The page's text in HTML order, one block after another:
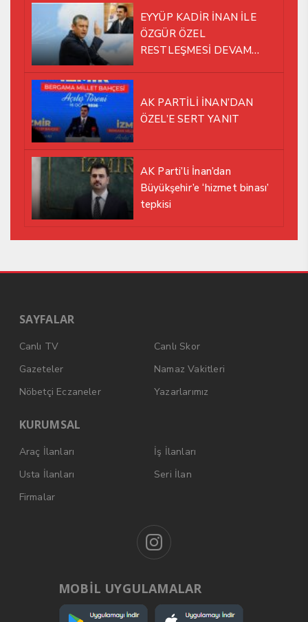
EYYÜP KADİR İNAN İLE
ÖZGÜR ÖZEL
RESTLEŞMESİ DEVAM
AK PARTİLİ İNAN’DAN
ÖZEL’E SERT YANIT
AK Parti’li İnan’dan
Büyükşehir’e ‘hizmet binası’
tepkisi
SAYFALAR
Canlı TV
Canlı Skor
Gazeteler
Namaz Vakitleri
Nöbetçi Eczaneler
Yazarlarımız
KURUMSAL
Araç İlanları
İş İlanları
Usta İlanları
Seri İlan
Firmalar
MOBİL UYGULAMALAR